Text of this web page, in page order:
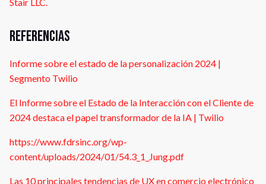
Referencias
Informe sobre el estado de la personalización 2024 |
Segmento Twilio
El Informe sobre el Estado de la Interacción con el Cliente de
2024 destaca el papel transformador de la IA | Twilio
https://www.fdrsinc.org/wp-
content/uploads/2024/01/54.3_1_Jung.pdf
Las 10 principales tendencias de UX en comercio electrónico